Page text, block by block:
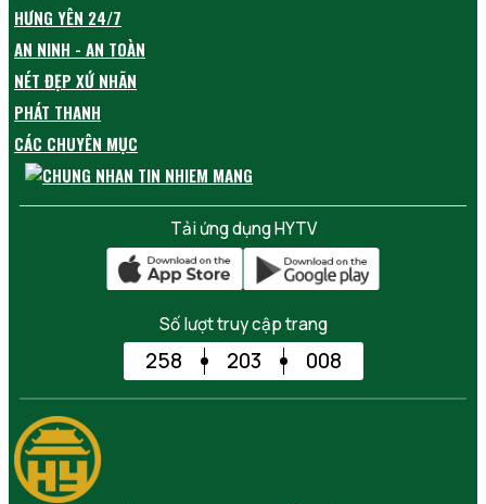
HƯNG YÊN 24/7
AN NINH - AN TOÀN
NÉT ĐẸP XỨ NHÃN
PHÁT THANH
CÁC CHUYÊN MỤC
Tải ứng dụng HYTV
Số lượt truy cập trang
258 203 008